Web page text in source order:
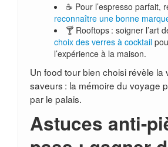
☕ Pour l’espresso parfait,
reconnaître une bonne
🍸 Rooftops : soigner l’art
choix des verres à cocktail
l’expérience à la maison.
Un food tour bien choisi révèle la
saveurs : la mémoire du voyage
par le palais.
Astuces anti-